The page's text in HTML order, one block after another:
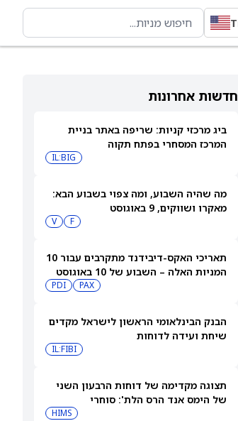
חדשות אחרונות
ביג מרכזי קניות: שריפה באתר בניית
המרכז המסחרי בפתח תקוה
IL:BIG
מה שהיה השבוע, ומה צפוי בשבוע הבא:
מאקרו ושווקים, 9 באוגוסט
F
V
תאריכי האקס-דיבידנד מתקרבים עבור 10
המניות האלה – השבוע של 10 באוגוסט
PAX
PDI
הבנק הבינלאומי הראשון לישראל מקדים
שיחת ועידה לדוחות
IL:FIBI
תצוגה מקדימה של דוחות הרבעון השני
של הימס אנד הרס הלת': סוחרי
האופציות נערכים לתנועה של 14.5%HIMS